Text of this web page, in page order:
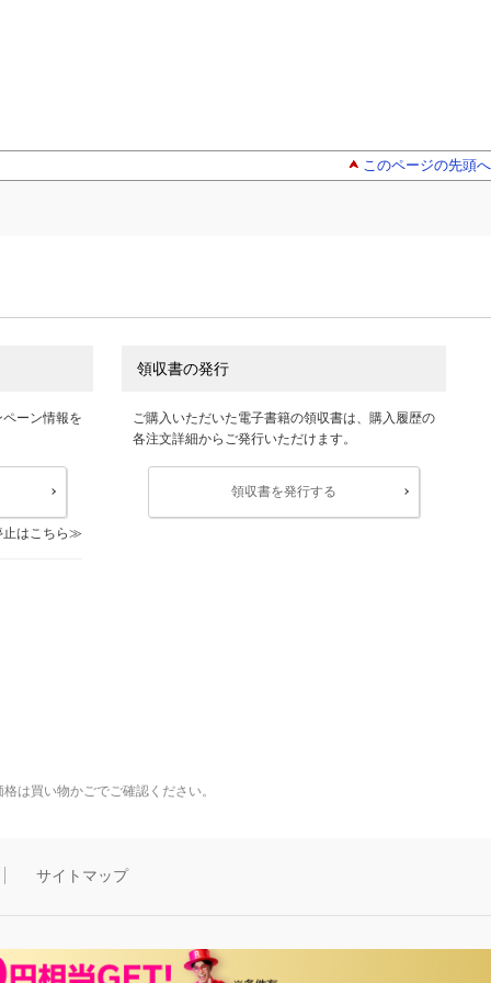
このページの先頭へ
ーン情報を
はこちら
領収書の発行
ご購入いただいた電子書籍の領収書は、購入履歴の
各注文詳細からご発行いただけます。
領収書を発行する
は買い物かごでご確認ください。
サイトマップ